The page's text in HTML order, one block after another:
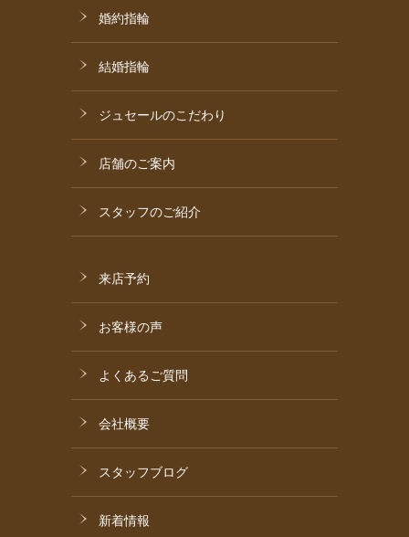
婚約指輪
結婚指輪
ジュセールのこだわり
店舗のご案内
スタッフのご紹介
来店予約
お客様の声
よくあるご質問
会社概要
スタッフブログ
新着情報